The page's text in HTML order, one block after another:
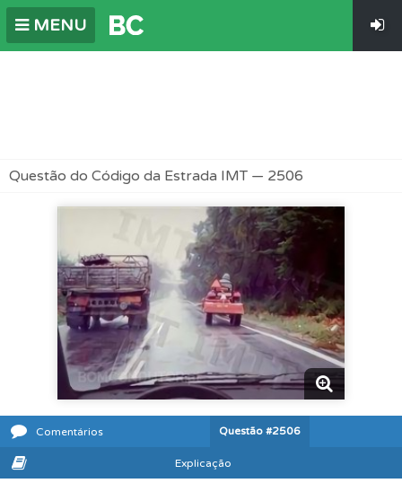
MENU
Questão do Código da Estrada IMT — 2506
Comentários Questão #2506
Explicação